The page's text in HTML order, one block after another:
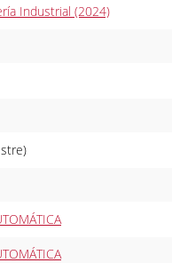
Industrial (2024)